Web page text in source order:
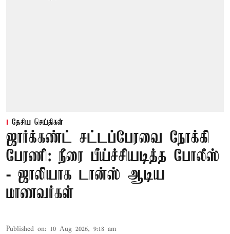
தேசிய செய்திகள்
ஜார்க்கண்ட் சட்டப்பேரவை நோக்கி
பேரணி: நீரை பீய்ச்சியடித்த போலீஸ்
- ஜாலியாக டான்ஸ் ஆடிய
மாணவர்கள்
Published on: 10 Aug 2026, 9:18 am